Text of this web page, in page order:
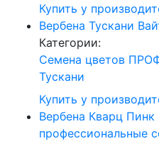
Купить у
Вербена Тускани
Категории:
Cемена цветов
Тускани
Купить у
Вербена Кварц Пинк
профессиональные